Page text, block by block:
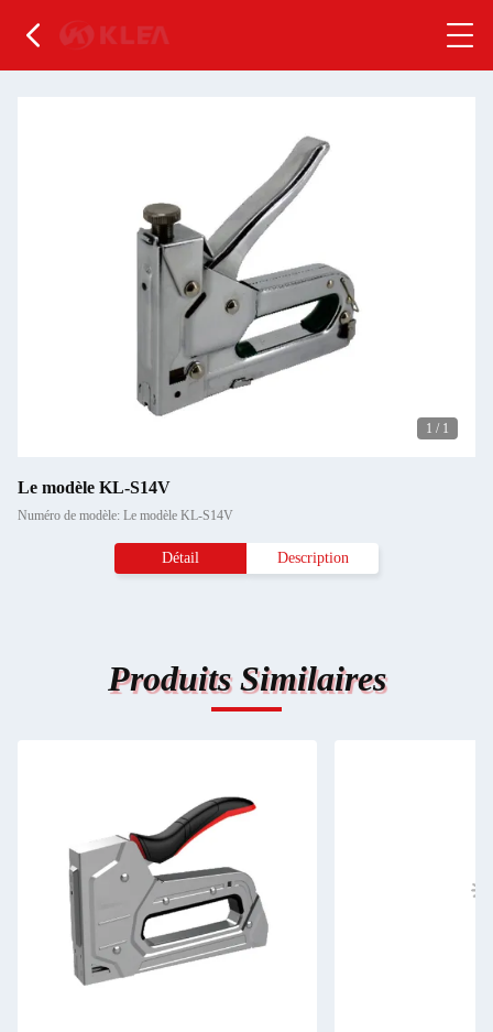
1 / 1
Le modèle KL-S14V
Numéro de modèle: Le modèle KL-S14V
Détail Description
Produits Similaires